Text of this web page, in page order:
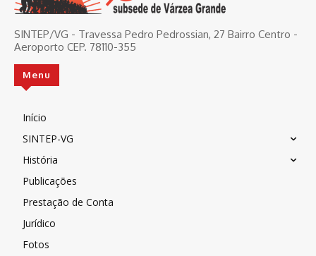
SINTEP/VG - Travessa Pedro Pedrossian, 27 Bairro Centro -
Aeroporto CEP. 78110-355
Menu
Início
SINTEP-VG
História
Publicações
Prestação de Conta
Jurídico
Fotos